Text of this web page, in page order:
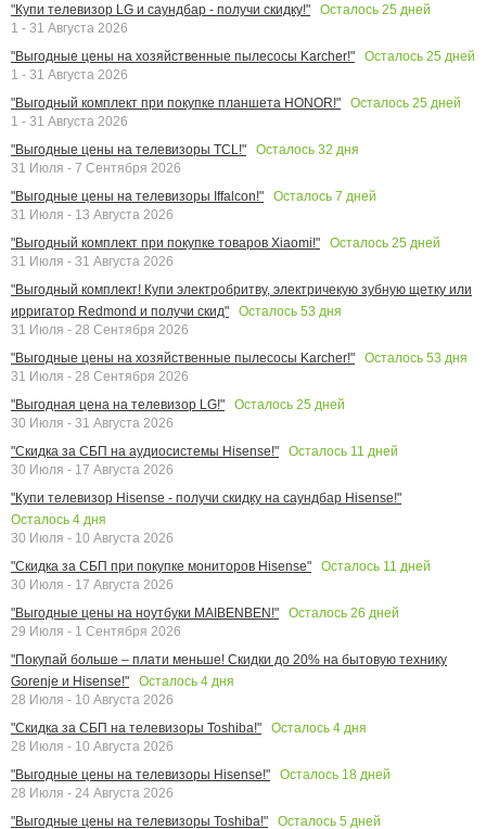
"Купи телевизор LG и саундбар - получи скидку!"
Осталось 25 дней
1 - 31 Августа 2026
"Выгодные цены на хозяйственные пылесосы Karcher!"
Осталось 25 дней
1 - 31 Августа 2026
"Выгодный комплект при покупке планшета HONOR!"
Осталось 25 дней
1 - 31 Августа 2026
"Выгодные цены на телевизоры TCL!"
Осталось 32 дня
31 Июля - 7 Сентября 2026
"Выгодные цены на телевизоры Iffalcon!"
Осталось 7 дней
31 Июля - 13 Августа 2026
"Выгодный комплект при покупке товаров Xiaomi!"
Осталось 25 дней
31 Июля - 31 Августа 2026
"Выгодный комплект! Купи электробритву, электричекую зубную щетку или
ирригатор Redmond и получи скид"
Осталось 53 дня
31 Июля - 28 Сентября 2026
"Выгодные цены на хозяйственные пылесосы Karcher!"
Осталось 53 дня
31 Июля - 28 Сентября 2026
"Выгодная цена на телевизор LG!"
Осталось 25 дней
30 Июля - 31 Августа 2026
"Скидка за СБП на аудиосистемы Hisense!"
Осталось 11 дней
30 Июля - 17 Августа 2026
"Купи телевизор Hisense - получи скидку на саундбар Hisense!"
Осталось 4 дня
30 Июля - 10 Августа 2026
"Скидка за СБП при покупке мониторов Hisense"
Осталось 11 дней
30 Июля - 17 Августа 2026
"Выгодные цены на ноутбуки MAIBENBEN!"
Осталось 26 дней
29 Июля - 1 Сентября 2026
"Покупай больше – плати меньше! Скидки до 20% на бытовую технику
Gorenje и Hisense!"
Осталось 4 дня
28 Июля - 10 Августа 2026
"Скидка за СБП на телевизоры Toshiba!"
Осталось 4 дня
28 Июля - 10 Августа 2026
"Выгодные цены на телевизоры Hisense!"
Осталось 18 дней
28 Июля - 24 Августа 2026
"Выгодные цены на телевизоры Toshiba!"
Осталось 5 дней